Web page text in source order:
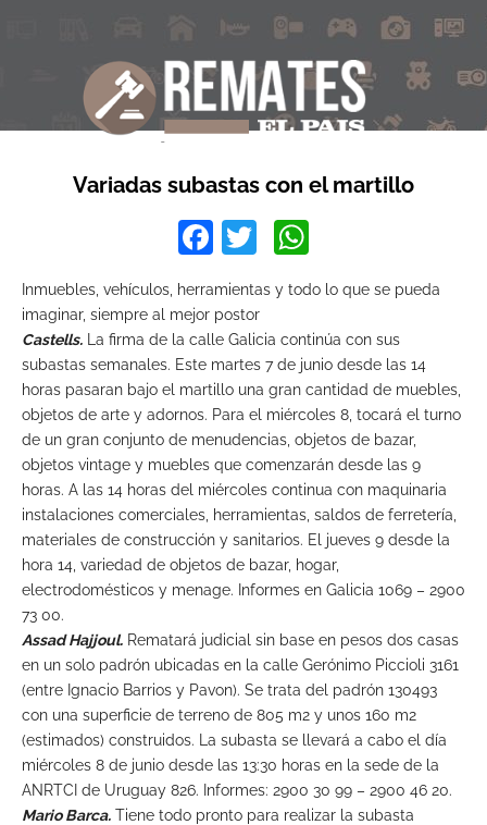
Variadas subastas con el martillo
Facebook
Twitter
Inmuebles, vehículos, herramientas y todo lo que se pueda
imaginar, siempre al mejor postor
Castells. La firma de la calle Galicia continúa con sus
subastas semanales. Este martes 7 de junio desde las 14
horas pasaran bajo el martillo una gran cantidad de muebles,
objetos de arte y adornos. Para el miércoles 8, tocará el turno
de un gran conjunto de menudencias, objetos de bazar,
objetos vintage y muebles que comenzarán desde las 9
horas. A las 14 horas del miércoles continua con maquinaria
instalaciones comerciales, herramientas, saldos de ferretería,
materiales de construcción y sanitarios. El jueves 9 desde la
hora 14, variedad de objetos de bazar, hogar,
electrodomésticos y menage. Informes en Galicia 1069 – 2900
73 00.
Assad Hajjoul. Rematará judicial sin base en pesos dos casas
en un solo padrón ubicadas en la calle Gerónimo Piccioli 3161
(entre Ignacio Barrios y Pavon). Se trata del padrón 130493
con una superficie de terreno de 805 m2 y unos 160 m2
(estimados) construidos. La subasta se llevará a cabo el día
miércoles 8 de junio desde las 13:30 horas en la sede de la
ANRTCI de Uruguay 826. Informes: 2900 30 99 – 2900 46 20.
Mario Barca. Tiene todo pronto para realizar la subasta